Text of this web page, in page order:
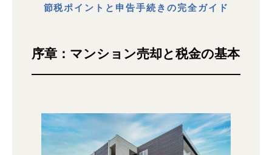
節税ポイントと申告手続きの完全ガイド
序章：マンション売却と税金の基本